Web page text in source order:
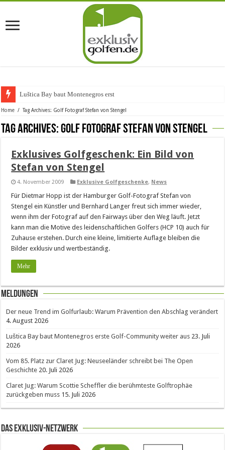
Luštica Bay baut Montenegros erste Go
Home / Tag Archives: Golf Fotograf Stefan von Stengel
Tag Archives:Golf Fotograf Stefan von Stengel
Exklusives Golfgeschenk: Ein Bild von
Stefan von Stengel
4. November 2009 Exklusive Golfgeschenke, News
Für Dietmar Hopp ist der Hamburger Golf-Fotograf Stefan von
Stengel ein Künstler und Bernhard Langer freut sich immer wieder,
wenn ihm der Fotograf auf den Fairways über den Weg läuft. Jetzt
kann man die Motive des leidenschaftlichen Golfers (HCP 10) auch für
Zuhause erstehen. Durch eine kleine, limitierte Auflage bleiben die
Bilder exklusiv und wertbeständig.
Mehr
Meldungen
Der neue Trend im Golfurlaub: Warum Prävention den Abschlag verändert
4. August 2026
Luštica Bay baut Montenegros erste Golf-Community weiter aus 23. Juli
2026
Vom 85. Platz zur Claret Jug: Neuseeländer schreibt bei The Open
Geschichte 20. Juli 2026
Claret Jug: Warum Scottie Scheffler die berühmteste Golftrophäe
zurückgeben muss 15. Juli 2026
Das Exklusiv-Netzwerk